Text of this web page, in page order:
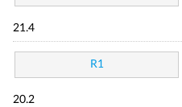
21.4
R1
20.2